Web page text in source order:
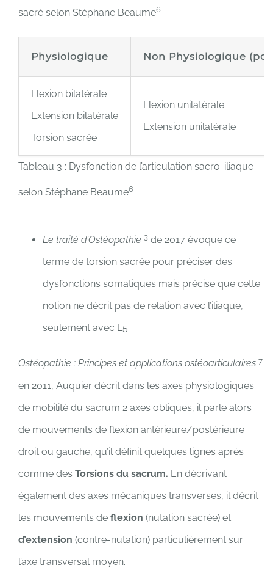
sacré selon Stéphane Beaume6
Physiologique Non Physiologique
Flexion bilatérale
Extension bilatérale
Torsion sacrée
Flexion unilatérale
Extension unilatérale
Tableau 3 : Dysfonction de l’articulation sacro-iliaque
selon Stéphane Beaume6
Le traité d’Ostéopathie 3de 2017 évoque ce
terme de torsion sacrée pour préciser des
dysfonctions somatiques mais précise que cette
notion ne décrit pas de relation avec l’iliaque,
seulement avec L5.
Ostéopathie : Principes et applications ostéoarticulaires 7
en 2011, Auquier décrit dans les axes physiologiques
de mobilité du sacrum 2 axes obliques, il parle alors
de mouvements de flexion antérieure/postérieure
droit ou gauche, qu’il définit quelques lignes après
comme des Torsions du sacrum. En décrivant
également des axes mécaniques transverses, il décrit
les mouvements de flexion (nutation sacrée) et
d’extension (contre-nutation) particulièrement sur
l’axe transversal moyen.